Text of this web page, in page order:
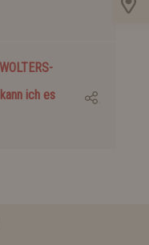
ich es